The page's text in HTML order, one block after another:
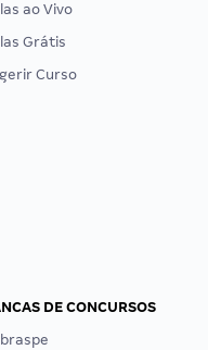
ao Vivo
Grátis
Curso
DE CONCURSOS